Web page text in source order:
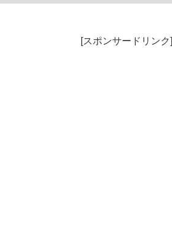
[スポンサードリンク]